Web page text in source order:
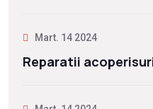
Mart. 14 2024
Reparatii